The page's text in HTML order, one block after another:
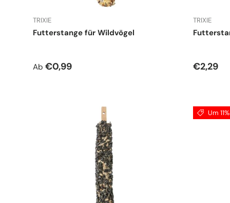
TRIXIE
Futterstange für Wildvögel
Normaler Preis
Ab €0,99
TRIXIE
€2,29
Um